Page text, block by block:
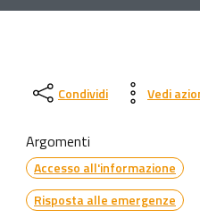
Condividi Vedi
Argomenti
Accesso all'informazione
Risposta alle emergenze